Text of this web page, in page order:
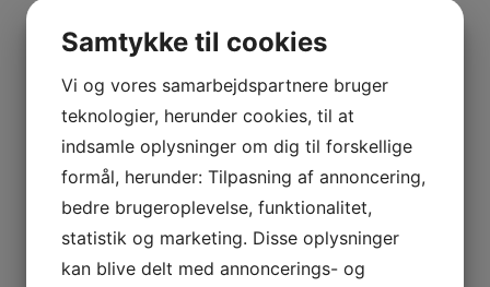
Mundstykker
Alt Klarinet
Eb Klarinet
Bas Klarinet
Alt sax
Sopran sax
Tenor sax
Lefreque
Reed Geek
Silverstein
Dirigent stok
Resonator
Samtykke til cookies
Vi og vores samarbejdspartnere bruger
teknologier, herunder cookies, til at
indsamle oplysninger om dig til forskellige
formål, herunder: Tilpasning af annoncering,
bedre brugeroplevelse, funktionalitet,
statistik og marketing. Disse oplysninger
kan blive delt med annoncerings- og